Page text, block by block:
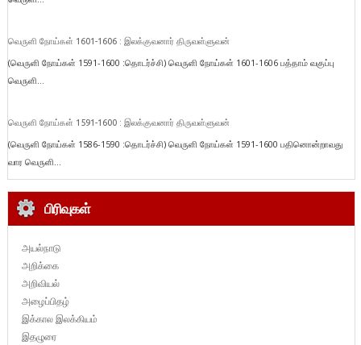
வெருளி நோய்கள் 1601-1606 : இலக்குவனார் திருவள்ளுவன்
(வெருளி நோய்கள் 1591-1600 :தொடர்ச்சி) வெருளி நோய்கள் 1601-1606 பத்தாம் வகுப்பு
வெருளி...
வெருளி நோய்கள் 1591-1600 : இலக்குவனார் திருவள்ளுவன்
(வெருளி நோய்கள் 1586-1590 :தொடர்ச்சி) வெருளி நோய்கள் 1591-1600 பதினொன்றாவது
வார வெருளி...
பிரிவுகள்
அயல்நாடு
அறிக்கை
அறிவியல்
அழைப்பிதழ்
இக்கால இலக்கியம்
இதழுரை